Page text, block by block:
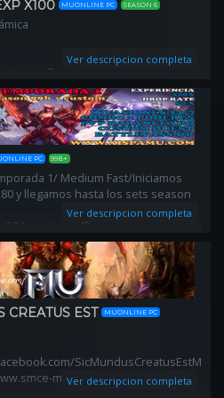
X100 MUONLINE PC SEASON 6
por Reset
Todos a nivel 1
6/7
para todas las razas
Ver descripcion completa
PC 99B+
1/ Medium Fast/Iniciamos
y llegamos hasta los sets season
20 Invasiones/Drop
Reset 400
Ver descripcion completa
CREATUS EST
MUONLINE PC
muonline.com/
Ver descripcion completa